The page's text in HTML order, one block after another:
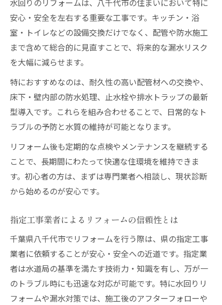
水回りのリフォームは、八千代市の住まいにおいて特に
安心・安全を左右する重要な工事です。キッチン・浴
室・トイレなどの設備交換だけでなく、配管や防水施工
まで含めて総合的に見直すことで、将来的な漏水リスク
を大幅に減らせます。
特におすすめなのは、耐久性の高い配管材への交換や、
床下・壁内部の防水処理、止水栓や排水トラップの最新
型導入です。これらを組み合わせることで、日常的なト
ラブルの予防と水質の維持が可能となります。
リフォーム後も定期的な点検やメンテナンスを継続する
ことで、長期間にわたって快適な住環境を維持できま
す。初心者の方は、まずは専門業者へ相談し、現状診断
から始めるのが安心です。
指定工事業者によるリフォームの信頼性とは
千葉県八千代市でリフォームを行う際は、県の指定工事
業者に依頼することが安心・安全への近道です。指定業
者は水道局の基準を満たす技術力・知識を有し、万が一
のトラブル時にも迅速な対応が可能です。特に水回りリ
フォームや漏水対策では、施工後のアフターフォローや